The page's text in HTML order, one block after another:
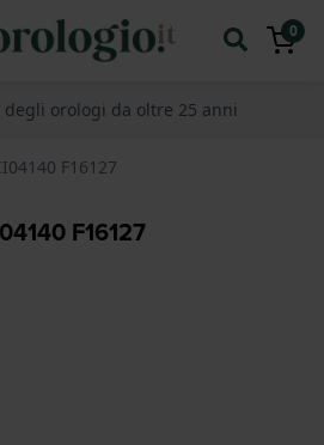
0
degli orologi da oltre 25 anni
F16127
F16127